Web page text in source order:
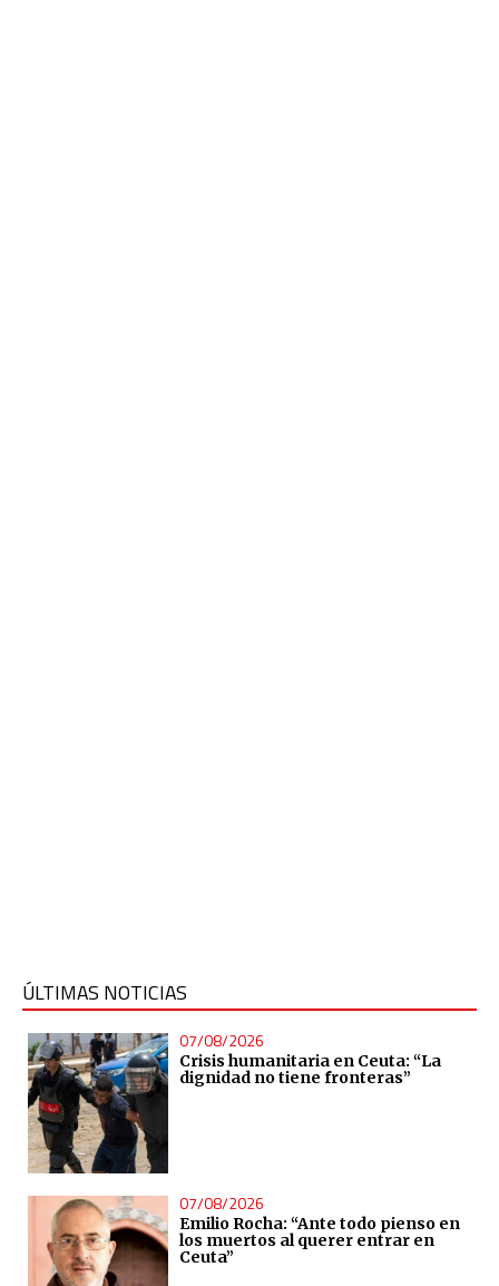
ÚLTIMAS NOTICIAS
07/08/2026
Crisis humanitaria en Ceuta: “La
dignidad no tiene fronteras”
07/08/2026
Emilio Rocha: “Ante todo pienso en
los muertos al querer entrar en
Ceuta”